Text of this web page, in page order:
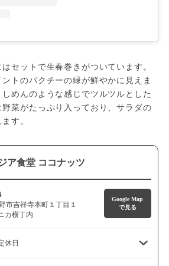
セットで生春巻きがついています。
トのパクチーの緑が鮮やかに見えま
めんのような感じでツルツルとした
菜がたっぷり入っており、サラダの
す。
ア食堂 ココナッツ
市吉祥寺本町１丁目１
カ横丁内
Google Map
で見る
休日